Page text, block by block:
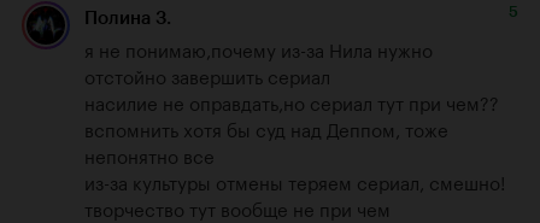
Полина З. 5
я не понимаю,почему из-за Нила нужно
отстойно завершить сериал
насилие не оправдать,но сериал тут при чем??
вспомнить хотя бы суд над Деппом, тоже
непонятно все
из-за культуры отмены теряем сериал, смешно!
творчество тут вообще не при чем